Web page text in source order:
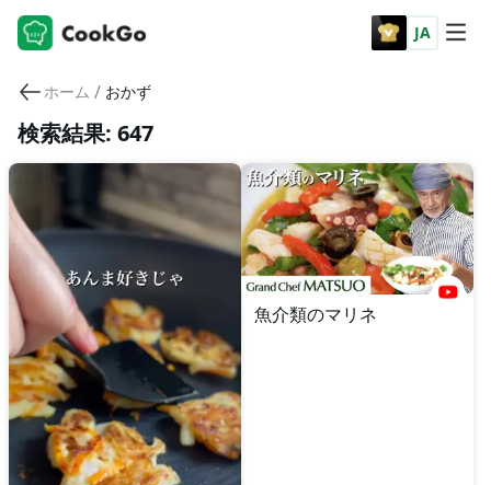
JA
ホーム / おかず
検索結果: 647
魚介類のマリネ